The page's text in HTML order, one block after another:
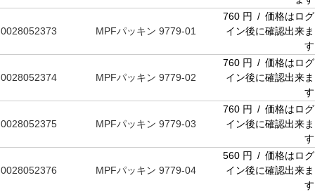
0028052373 MPFパッキン 9779-01
760 円 / 価格はログ
イン後に確認出来ま
す
0028052374 MPFパッキン 9779-02
760 円 / 価格はログ
イン後に確認出来ま
す
0028052375 MPFパッキン 9779-03
760 円 / 価格はログ
イン後に確認出来ま
す
0028052376 MPFパッキン 9779-04
560 円 / 価格はログ
イン後に確認出来ま
す